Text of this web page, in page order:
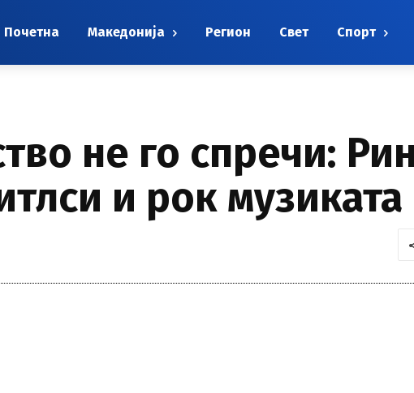
Почетна Македонија Регион Свет Спорт
не го спречи:
и рок музиката